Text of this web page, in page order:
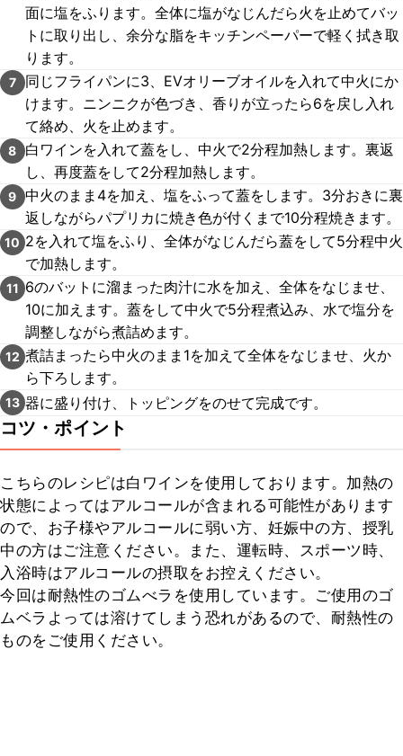
面に塩をふります。全体に塩がなじんだら火を止めてバッ
トに取り出し、余分な脂をキッチンペーパーで軽く拭き取
ります。
7
同じフライパンに3、EVオリーブオイルを入れて中火にか
けます。ニンニクが色づき、香りが立ったら6を戻し入れ
て絡め、火を止めます。
8
白ワインを入れて蓋をし、中火で2分程加熱します。裏返
し、再度蓋をして2分程加熱します。
9 中火のまま4を加え、塩をふって蓋をします。3分おきに裏
返しながらパプリカに焼き色が付くまで10分程焼きます。
10 2を入れて塩をふり、全体がなじんだら蓋をして5分程中火
で加熱します。
11 6のバットに溜まった肉汁に水を加え、全体をなじませ、
10に加えます。蓋をして中火で5分程煮込み、水で塩分を
調整しながら煮詰めます。
12 煮詰まったら中火のまま1を加えて全体をなじませ、火か
ら下ろします。
13 器に盛り付け、トッピングをのせて完成です。
コツ・ポイント
こちらのレシピは白ワインを使用しております。加熱の
状態によってはアルコールが含まれる可能性があります
ので、お子様やアルコールに弱い方、妊娠中の方、授乳
中の方はご注意ください。また、運転時、スポーツ時、
入浴時はアルコールの摂取をお控えください。
今回は耐熱性のゴムべラを使用しています。ご使用のゴ
ムベラよっては溶けてしまう恐れがあるので、耐熱性の
ものをご使用ください。